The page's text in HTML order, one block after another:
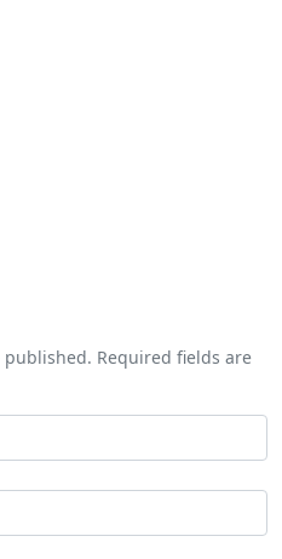
Required fields are